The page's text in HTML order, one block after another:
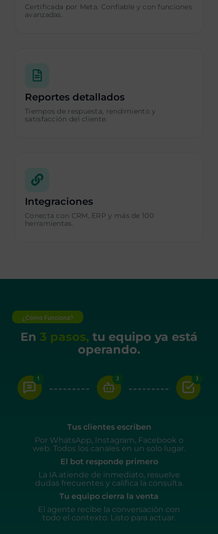
Certificada por Meta. Confiable y con funciones
avanzadas.
Reportes detallados
Tiempos de respuesta, rendimiento y
satisfacción del cliente.
Integraciones
Conecta con CRM, ERP y más de 100
herramientas.
¿Cómo Funciona?
En 3 pasos, tu equipo ya está
operando.
Tus clientes escriben
Por WhatsApp, Instagram, Facebook o
web. Todos los canales en un solo lugar.
El bot responde primero
La IA atiende de inmediato, resuelve
dudas frecuentes y califica la consulta.
Tu equipo cierra la venta
El agente recibe la conversación con
todo el contexto. Listo para actuar.